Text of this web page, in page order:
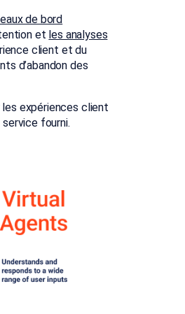
de bord
et les analyses
client et du
d’abandon des
expériences client
fourni.